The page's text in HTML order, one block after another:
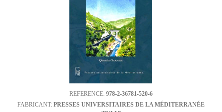
REFERENCE: 978-2-36781-520-6
FABRICANT: PRESSES UNIVERSITAIRES DE LA MÉDITERRANÉE